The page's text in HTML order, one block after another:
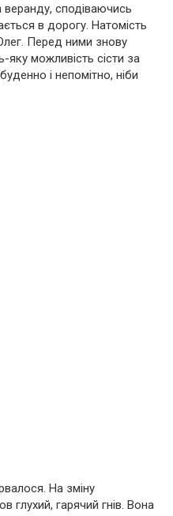
сподіваючись
в дорогу. Натомість
Перед ними знову
можливість сісти за
і непомітно, ніби
На зміну
глухий, гарячий гнів. Вона